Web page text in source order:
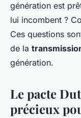
génération est
lui incombent ?
Ces questions
de la
génération.
Le pacte
précieux